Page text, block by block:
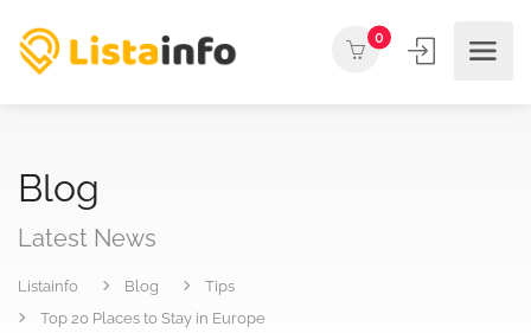
0
Blog
Latest News
Listainfo Blog
Tips
Top 20 Places to Stay in Europe